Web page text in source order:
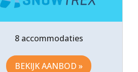
8 accommodaties
BEKIJK AANBOD »